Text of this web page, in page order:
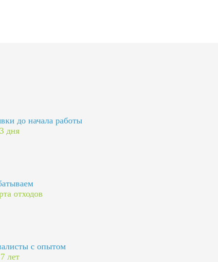
до начала работы
дня
отходов
с опытом
лет